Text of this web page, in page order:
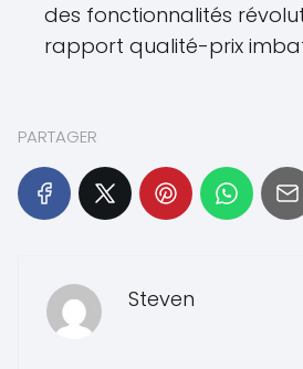
des fonctionnalités
rapport qualité-prix
PARTAGER
Steven